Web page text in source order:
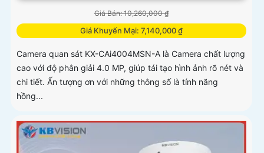
Giá Bán: 10,260,000 ₫
Giá Khuyến Mại: 7,140,000 ₫
Camera quan sát KX-CAi4004MSN-A là Camera chất lượng
cao với độ phân giải 4.0 MP, giúp tái tạo hình ảnh rõ nét và
chi tiết. Ấn tượng ơn với những thông số là tính năng
hồng...